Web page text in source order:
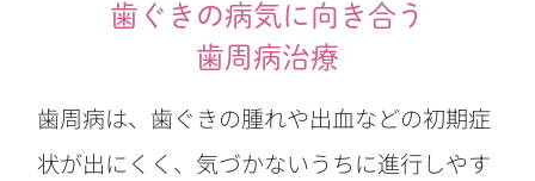
歯ぐきの病気に向き合う
歯周病治療
歯周病は、歯ぐきの腫れや出血などの初期症
状が出にくく、気づかないうちに進行しやす